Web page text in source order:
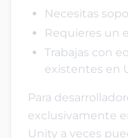
Necesitas
Requieres un
Trabajas con
existentes en
Para
exclusivamente
Unity a veces